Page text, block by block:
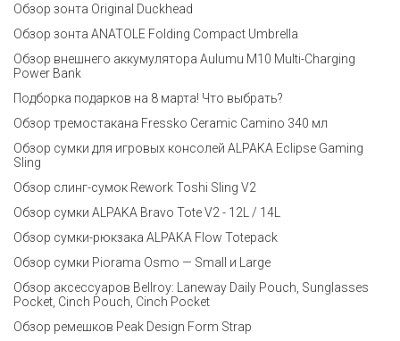
Обзор зонта Original Duckhead
Обзор зонта ANATOLE Folding Compact Umbrella
Обзор внешнего аккумулятора Aulumu M10 Multi-Charging
Power Bank
Подборка подарков на 8 марта! Что выбрать?
Обзор тремостакана Fressko Ceramic Camino 340 мл
Обзор сумки для игровых консолей ALPAKA Eclipse Gaming
Sling
Обзор слинг-сумок Rework Toshi Sling V2
Обзор сумки ALPAKA Bravo Tote V2 - 12L / 14L
Обзор сумки-рюкзака ALPAKA Flow Totepack
Обзор сумки Piorama Osmo — Small и Large
Обзор аксессуаров Bellroy: Laneway Daily Pouch, Sunglasses
Pocket, Cinch Pouch, Cinch Pocket
Обзор ремешков Peak Design Form Strap